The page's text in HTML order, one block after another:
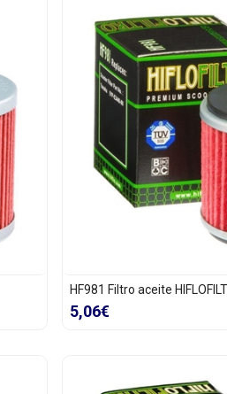
HF981 Filtro aceite
5,06€